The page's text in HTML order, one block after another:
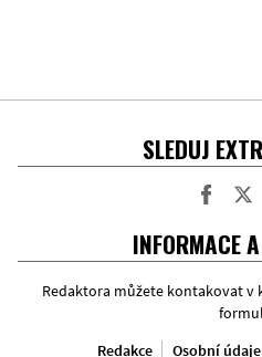
SLEDUJ
INFORMACE
Redaktora můžete kontakovat v
Redakce
Osobní